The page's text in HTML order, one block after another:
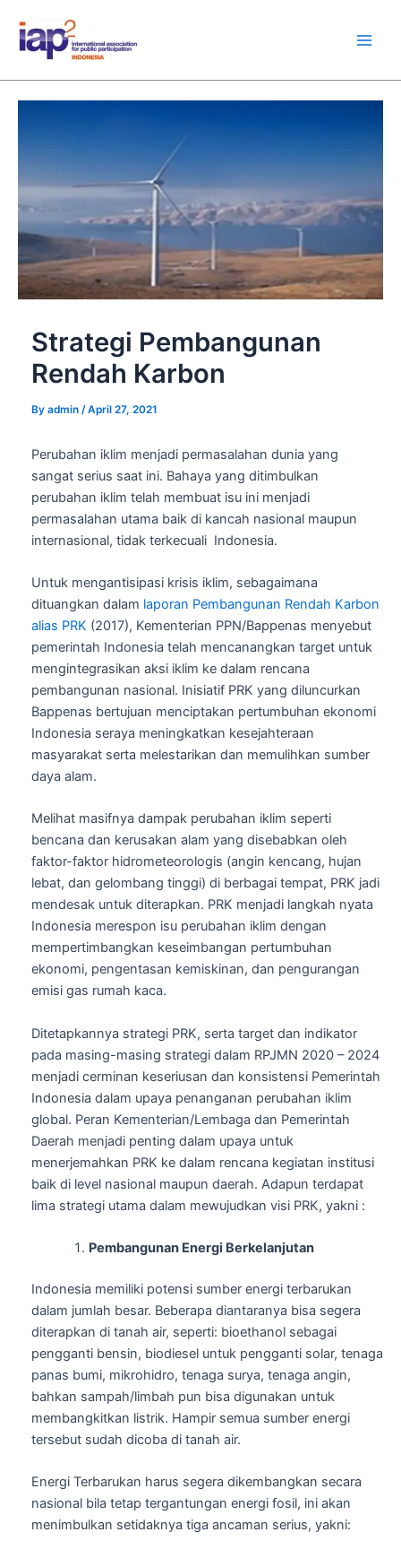
content
Strategi Pembangunan
Rendah Karbon
By admin /April 27, 2021
Perubahan iklim menjadi permasalahan dunia yang
sangat serius saat ini. Bahaya yang ditimbulkan
perubahan iklim telah membuat isu ini menjadi
permasalahan utama baik di kancah nasional maupun
internasional, tidak terkecuali Indonesia.
Untuk mengantisipasi krisis iklim, sebagaimana
dituangkan dalam laporan Pembangunan Rendah Karbon
alias PRK (2017), Kementerian PPN/Bappenas menyebut
pemerintah Indonesia telah mencanangkan target untuk
mengintegrasikan aksi iklim ke dalam rencana
pembangunan nasional. Inisiatif PRK yang diluncurkan
Bappenas bertujuan menciptakan pertumbuhan ekonomi
Indonesia seraya meningkatkan kesejahteraan
masyarakat serta melestarikan dan memulihkan sumber
daya alam.
Melihat masifnya dampak perubahan iklim seperti
bencana dan kerusakan alam yang disebabkan oleh
faktor-faktor hidrometeorologis (angin kencang, hujan
lebat, dan gelombang tinggi) di berbagai tempat, PRK jadi
mendesak untuk diterapkan. PRK menjadi langkah nyata
Indonesia merespon isu perubahan iklim dengan
mempertimbangkan keseimbangan pertumbuhan
ekonomi, pengentasan kemiskinan, dan pengurangan
emisi gas rumah kaca.
Ditetapkannya strategi PRK, serta target dan indikator
pada masing-masing strategi dalam RPJMN 2020 – 2024
menjadi cerminan keseriusan dan konsistensi Pemerintah
Indonesia dalam upaya penanganan perubahan iklim
global. Peran Kementerian/Lembaga dan Pemerintah
Daerah menjadi penting dalam upaya untuk
menerjemahkan PRK ke dalam rencana kegiatan institusi
baik di level nasional maupun daerah. Adapun terdapat
lima strategi utama dalam mewujudkan visi PRK, yakni :
Pembangunan Energi Berkelanjutan
Indonesia memiliki potensi sumber energi terbarukan
dalam jumlah besar. Beberapa diantaranya bisa segera
diterapkan di tanah air, seperti: bioethanol sebagai
pengganti bensin, biodiesel untuk pengganti solar, tenaga
panas bumi, mikrohidro, tenaga surya, tenaga angin,
bahkan sampah/limbah pun bisa digunakan untuk
membangkitkan listrik. Hampir semua sumber energi
tersebut sudah dicoba di tanah air.
Energi Terbarukan harus segera dikembangkan secara
nasional bila tetap tergantungan energi fosil, ini akan
menimbulkan setidaknya tiga ancaman serius, yakni: